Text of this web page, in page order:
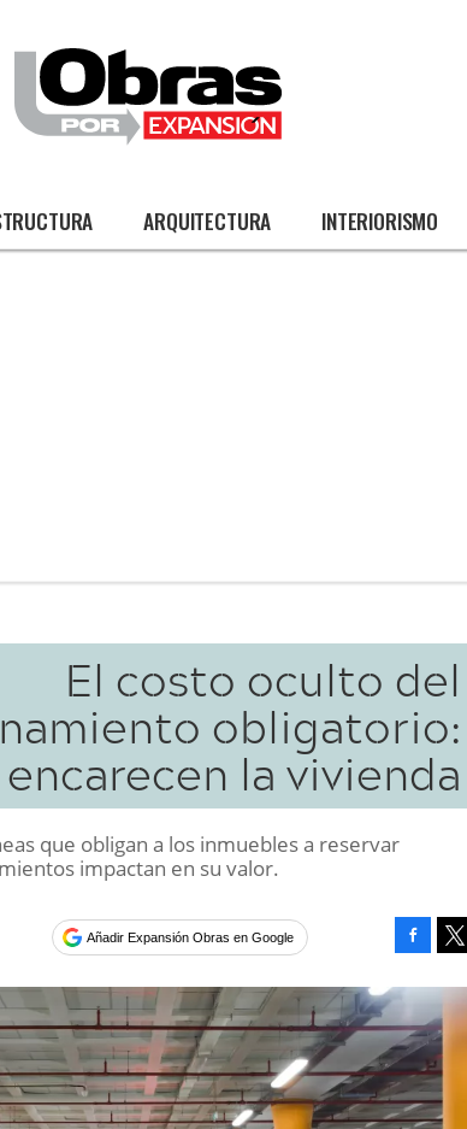
ARQUITECTURA INTERIORISMO
El costo oculto del
obligatorio:
la vivienda
que obligan a los inmuebles a reservar
impactan en su valor.
Añadir Expansión Obras en Google